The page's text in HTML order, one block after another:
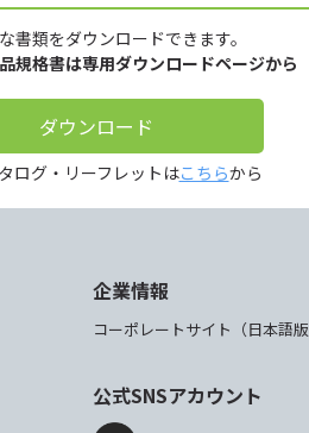
書類をダウンロードできます。
規格書は専用ダウンロードページから
ダウンロード
ログ・リーフレットはこちらから
企業情報
コーポレートサイト（日本語版
公式SNSアカウント